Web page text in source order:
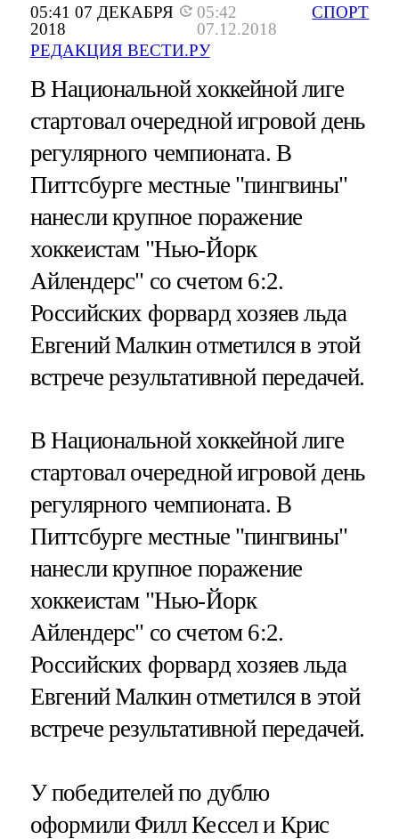
05:41 07 ДЕКАБРЯ
2018
05:42
07.12.2018
РЕДАКЦИЯ ВЕСТИ.РУ
СПОРТ
В Национальной хоккейной лиге
стартовал очередной игровой день
регулярного чемпионата. В
Питтсбурге местные "пингвины"
нанесли крупное поражение
хоккеистам "Нью-Йорк
Айлендерс" со счетом 6:2.
Российских форвард хозяев льда
Евгений Малкин отметился в этой
встрече результативной передачей.
В Национальной хоккейной лиге
стартовал очередной игровой день
регулярного чемпионата. В
Питтсбурге местные "пингвины"
нанесли крупное поражение
хоккеистам "Нью-Йорк
Айлендерс" со счетом 6:2.
Российских форвард хозяев льда
Евгений Малкин отметился в этой
встрече результативной передачей.
У победителей по дублю
оформили Филл Кессел и Крис